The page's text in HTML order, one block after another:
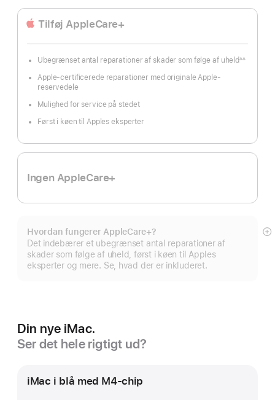
Tilføj AppleCare+
Ubegrænset antal reparationer af skader som følge af uheld
Fodnote
∆∆
Apple-certificerede reparationer med originale Apple-
reservedele
Mulighed for service på stedet
Først i køen til Apples eksperter
Ingen AppleCare+
Hvordan fungerer AppleCare+?
Det indebærer et ubegrænset antal reparationer af
skader som følge af uheld, først i køen til Apples
eksperter og mere. Se, hvad der er inkluderet.
Din nye iMac.
Ser det hele rigtigt ud?
iMac i blå med M4-chip